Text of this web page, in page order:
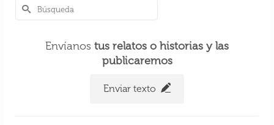
Envíanos tus relatos o historias y las
publicaremos
Enviar texto